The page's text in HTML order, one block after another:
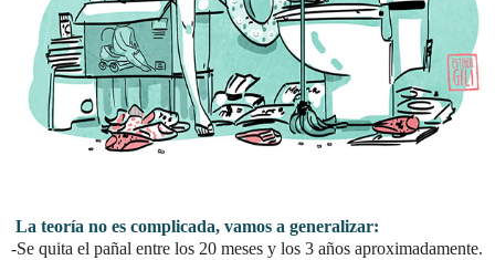
La teoría no es complicada, vamos a generalizar:
-Se quita el pañal entre los 20 meses y los 3 años aproximadamente.